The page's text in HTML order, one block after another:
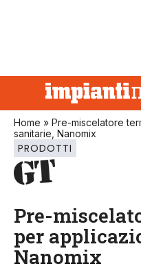
Home » Pre-miscelatore
sanitarie, Nanomix
PRODOTTI
Pre-
per
Nanomix